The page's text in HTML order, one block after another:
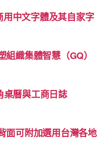
中文字體及其自家字
織集體智慧（GQ）
桌曆與工商日誌
面可附加選用台灣各地